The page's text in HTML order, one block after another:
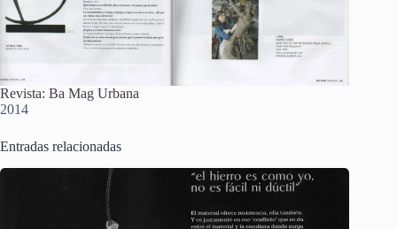
Revista: Ba Mag Urbana
2014
Entradas relacionadas